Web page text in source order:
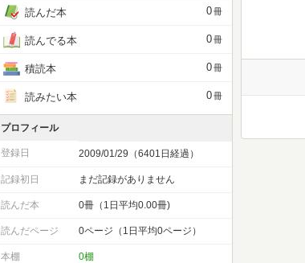
読んだ本 0冊
読んでる本 0冊
積読本 0冊
読みたい本 0冊
プロフィール
登録日 2009/01/29（6401日経過）
記録初日 まだ記録がありません
読んだ本 0冊（1日平均0.00冊)
読んだページ 0ページ（1日平均0ページ）
本棚 0棚